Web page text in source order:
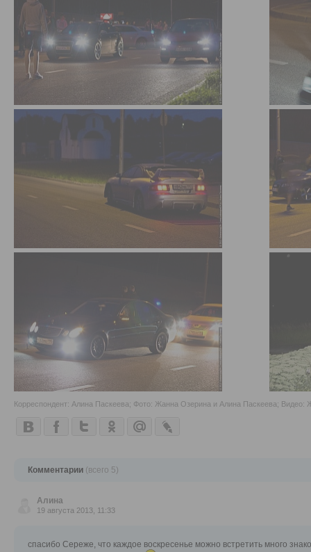
Корреспондент: Алина Паскеева; Фото: Жанна Озерина и Алина Паскеева; Видео:
Комментарии (всего 5)
Алина
19 августа 2013, 11:33
спасибо Сереже, что каждое воскресенье можно встретить много